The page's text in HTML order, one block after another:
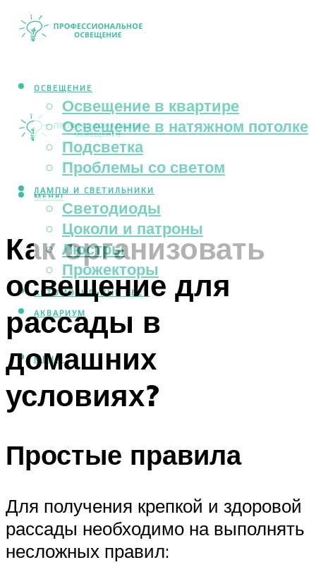
ОСВЕЩЕНИЕ
Освещение в квартире
Освещение в натяжном потолке
Подсветка
Проблемы со светом
ЛАМПЫ И СВЕТИЛЬНИКИ
Светодиоды
Цоколи и патроны
Люстры
Прожекторы
АВТОМОБИЛЬНЫЙ СВЕТ
АКВАРИУМ
МЕНЮ
МЕНЮ
Как организовать
освещение для
рассады в
домашних
условиях?
Простые правила
Для получения крепкой и здоровой
рассады необходимо на выполнять
несложных правил: